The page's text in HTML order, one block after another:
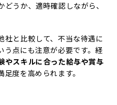
うか、適時確認しながら、
社と比較して、不当な待遇に
う点にも注意が必要です。経
やスキルに合った給与や賞与
度を高められます。